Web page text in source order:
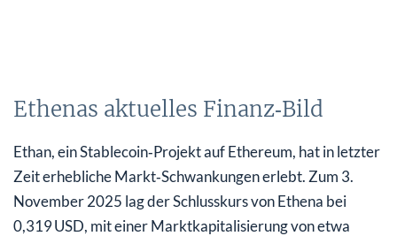
Ethenas aktuelles Finanz‑Bild
Ethan, ein Stablecoin‑Projekt auf Ethereum, hat in letzter
Zeit erhebliche Markt‑Schwankungen erlebt. Zum 3.
November 2025 lag der Schlusskurs von Ethena bei
0,319 USD, mit einer Marktkapitalisierung von etwa